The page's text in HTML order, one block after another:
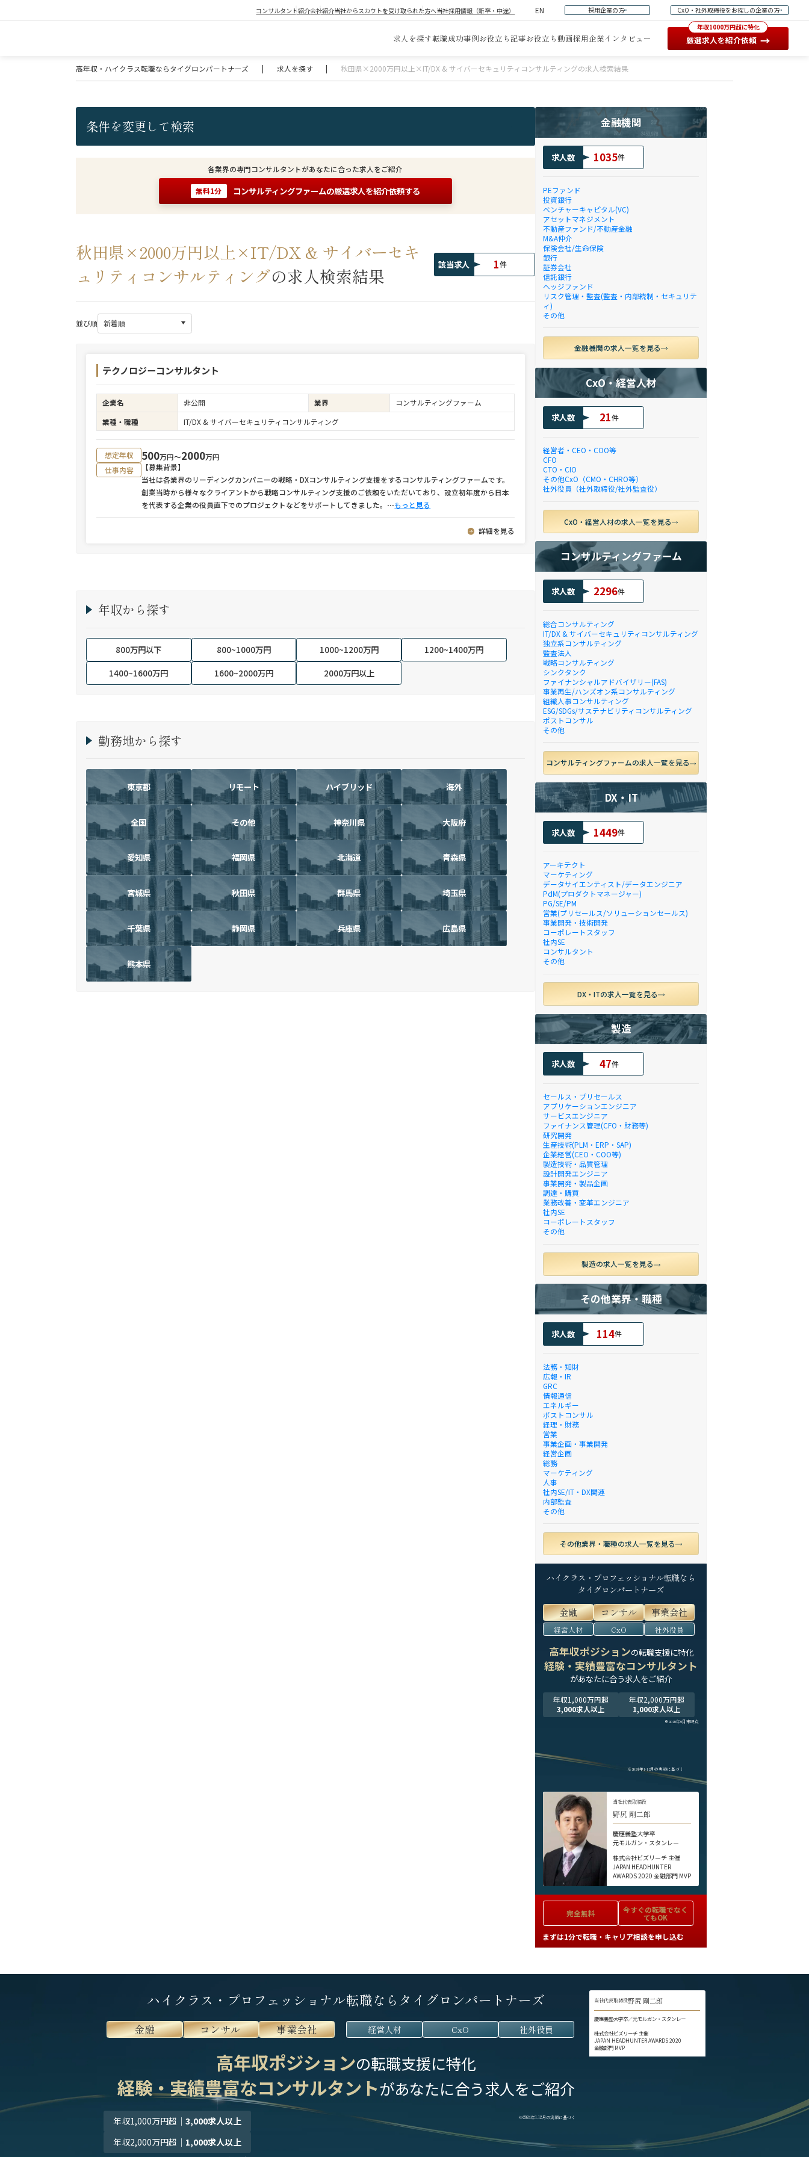
コンサルタント紹介会社紹介当社からスカウトを受け取られた方へ当社採用情報（新卒・中途） EN 採用企業の方 CxO・社外取締役をお探しの企業の方
求人を探す転職成功事例お役立ち記事お役立ち動画採用企業インタビュー
年収1000万円超に特化
厳選求人を紹介依頼 →
高年収・ハイクラス転職ならタイグロンパートナーズ | 求人を探す | 秋田県×2000万円以上×IT/DX & サイバーセキュリティコンサルティングの求人検索結果
条件を変更して検索
各業界の専門コンサルタントがあなたに合った求人をご紹介
無料1分 コンサルティングファームの厳選求人を紹介依頼する
秋田県×2000万円以上×IT/DX & サイバーセキ
ュリティコンサルティングの求人検索結果
該当求人 1件
並び順
テクノロジーコンサルタント
企業名 非公開 業界
コンサルティングファーム
業種・職種
IT/DX & サイバーセキュリティコンサルティング
想定年収 500万円〜2000万円
仕事内容
【募集背景】
当社は各業界のリーディングカンパニーの戦略・DXコンサルティング支援をするコンサルティングファームです。
創業当時から様々なクライアントから戦略コンサルティング支援のご依頼をいただいており、設立初年度から日本
を代表する企業の役員直下でのプロジェクトなどをサポートしてきました。 ⋯もっと見る
詳細を見る
年収から探す
800万円以下 800~1000万円 1000~1200万円
1200~1400万円
1400~1600万円
1600~2000万円 2000万円以上
勤務地から探す
東京都 リモート ハイブリッド 海外
全国 その他 神奈川県 大阪府
愛知県 福岡県 北海道 青森県
宮城県 秋田県 群馬県 埼玉県
千葉県 静岡県 兵庫県 広島県
熊本県
金融機関
求人数 1035件
PEファンド
投資銀行
ベンチャーキャピタル(VC)
アセットマネジメント
不動産ファンド/不動産金融
M&A仲介
保険会社/生命保険
銀行
証券会社
信託銀行
ヘッジファンド
リスク管理・監査(監査・内部統制・セキュリテ
ィ)
その他
金融機関の求人一覧を見る
CxO・経営人材
求人数 21件
経営者・CEO・COO等
CFO
CTO・CIO
その他CxO（CMO・CHRO等）
社外役員（社外取締役/社外監査役）
CxO・経営人材の求人一覧を見る
コンサルティングファーム
求人数 2296件
総合コンサルティング
IT/DX & サイバーセキュリティコンサルティング
独立系コンサルティング
監査法人
戦略コンサルティング
シンクタンク
ファイナンシャルアドバイザリー(FAS)
事業再生/ハンズオン系コンサルティング
組織人事コンサルティング
ESG/SDGs/サステナビリティコンサルティング
ポストコンサル
その他
コンサルティングファームの求人一覧を見る
DX・IT
求人数 1449件
アーキテクト
マーケティング
データサイエンティスト/データエンジニア
PdM(プロダクトマネージャー)
PG/SE/PM
営業(プリセールス/ソリューションセールス)
事業開発・技術開発
コーポレートスタッフ
社内SE
コンサルタント
その他
DX・ITの求人一覧を見る
製造
求人数 47件
セールス・プリセールス
アプリケーションエンジニア
サービスエンジニア
ファイナンス管理(CFO・財務等)
研究開発
生産技術(PLM・ERP・SAP)
企業経営(CEO・COO等)
製造技術・品質管理
設計開発エンジニア
事業開発・製品企画
調達・購買
業務改善・変革エンジニア
社内SE
コーポレートスタッフ
その他
製造の求人一覧を見る
その他業界・職種
求人数 114件
法務・知財
広報・IR
GRC
情報通信
エネルギー
ポストコンサル
経理・財務
営業
事業企画・事業開発
経営企画
総務
マーケティング
人事
社内SE/IT・DX関連
内部監査
その他
その他業界・職種の求人一覧を見る
ハイクラス・プロフェッショナル転職なら
タイグロンパートナーズ
金融 コンサル 事業会社
経営人材 CxO 社外役員
高年収ポジションの転職支援に特化
経験・実績豊富なコンサルタント
があなたに合う求人をご紹介
年収1,000万円超
3,000求人以上
年収2,000万円超
1,000求人以上
※2025年9月末時点
※2024年1-12月の実績に基づく
当社代表取締役
野尻 剛二郎
慶應義塾大学卒
元モルガン・スタンレー
株式会社ビズリーチ 主催
JAPAN HEADHUNTER
AWARDS 2020 金融部門 MVP
完全無料 今すぐの転職でなく
てもOK
まずは1分で転職・キャリア相談を申し込む
ハイクラス・プロフェッショナル転職ならタイグロンパートナーズ
金融 コンサル 事業会社 経営人材 CxO 社外役員
高年収ポジションの転職支援に特化
経験・実績豊富なコンサルタントがあなたに合う求人をご紹介
年収1,000万円超 ｜3,000求人以上
年収2,000万円超 ｜ 1,000求人以上
※2024年1-12月の実績に基づく
当社代表取締役野尻 剛二郎
慶應義塾大学卒／元モルガン・スタンレー
株式会社ビズリーチ 主催
JAPAN HEADHUNTER AWARDS 2020
金融部門 MVP